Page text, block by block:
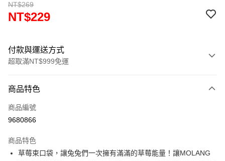
NT$269
NT$229
付款與運送方式
超取滿NT$999免運
信用卡一次付款
信用卡分期付款
合作金庫商業銀行
華南商業銀行
彰化商業銀行
超商取貨付款
商品特色
商品編號
9680866
商品特色
草莓束口袋，讓兔兔們一次擁有滿滿的草莓能量！讓MOLANG